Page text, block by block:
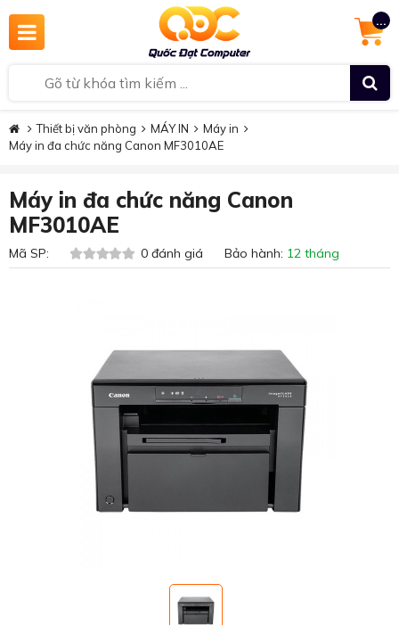
...
Thiết bị văn phòng MÁY IN
Máy in
Máy in đa chức năng Canon MF3010AE
Máy in đa chức năng Canon
MF3010AE
Mã SP: 0 đánh giá Bảo hành: 12 tháng